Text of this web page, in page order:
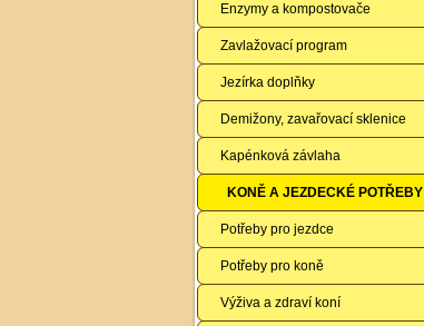
Enzymy a kompostovače
Zavlažovací program
Jezírka doplňky
Demižony, zavařovací sklenice
Kapénková závlaha
KONĚ A JEZDECKÉ POTŘEBY
Potřeby pro jezdce
Potřeby pro koně
Výživa a zdraví koní